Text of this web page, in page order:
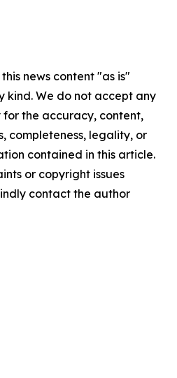
news content "as is"
kind. We do not accept any
the accuracy, content,
completeness, legality, or
contained in this article.
or copyright issues
contact the author